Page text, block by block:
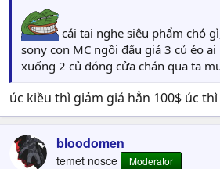
cái tai nghe siêu phẩm chó
sony con MC ngồi đấu giá 3 củ éo
xuống 2 củ đóng cửa chán qua ta
úc kiều thì giảm giá hẳn 100$ úc
bloodomen
temet nosce Moderator